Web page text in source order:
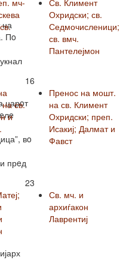
на
Пo
царoт
вo
прeд
мч-
Св. Климент
Охридски; св.
Седмочисленици;
св. вмч.
Пантелејмон
св.
и
16
Пренос на мошт.
на св. Климент
Охридски; преп.
Исакиј; Далмат и
Фавст
23
Св. мч. и
архиѓакон
Лаврентиј